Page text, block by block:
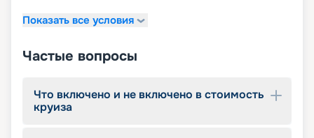
Показать все условия
Частые вопросы
Что включено и не включено в стоимость
круиза